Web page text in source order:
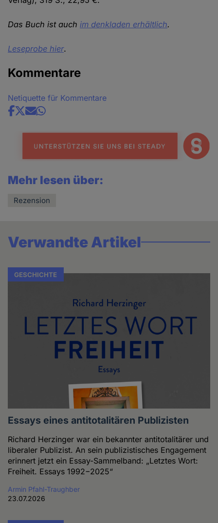
Das Buch ist auchim denkladen erhältlich.
Leseprobe hier.
Kommentare
Netiquette für Kommentare
Share
news
Mehr lesen über:
Rezension
Verwandte Artikel
GESCHICHTE
Essays eines antitotalitären Publizisten
Richard Herzinger war ein bekannter antitotalitärer und
liberaler Publizist. An sein publizistisches Engagement
erinnert jetzt ein Essay-Sammelband: „Letztes Wort:
Freiheit. Essays 1992−2025“
Armin Pfahl-Traughber
23.07.2026